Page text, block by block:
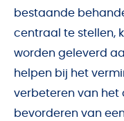
bestaande
centraal te stellen,
worden geleverd
helpen bij het
verbeteren van het
bevorderen van